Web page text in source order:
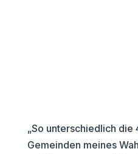
„So unterschiedlich die
Gemeinden meines